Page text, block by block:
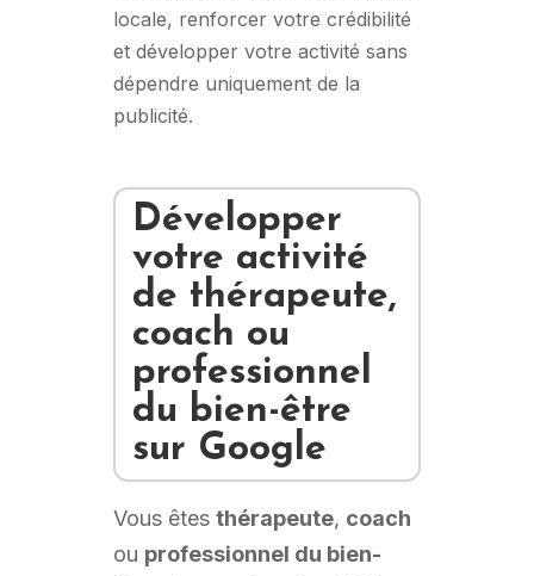
locale, renforcer votre crédibilité
et développer votre activité sans
dépendre uniquement de la
publicité.
Développer
votre activité
de thérapeute,
coach ou
professionnel
du bien-être
sur Google
Vous êtes thérapeute, coach
ou professionnel du bien-